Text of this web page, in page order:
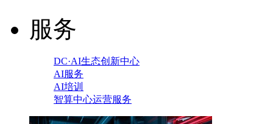
服务
DC·AI生态创新中心
AI服务
AI培训
智算中心运营服务